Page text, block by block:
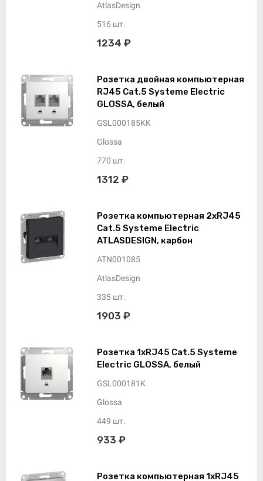
AtlasDesign
516 шт.
1234 ₽
Розетка двойная компьютерная
RJ45 Cat.5 Systeme Electric
GLOSSA, белый
GSL000185KK
Glossa
770 шт.
1312 ₽
Розетка компьютерная 2xRJ45
Cat.5 Systeme Electric
ATLASDESIGN, карбон
ATN001085
AtlasDesign
335 шт.
1903 ₽
Розетка 1xRJ45 Cat.5 Systeme
Electric GLOSSA, белый
GSL000181K
Glossa
449 шт.
933 ₽
Розетка компьютерная 1xRJ45